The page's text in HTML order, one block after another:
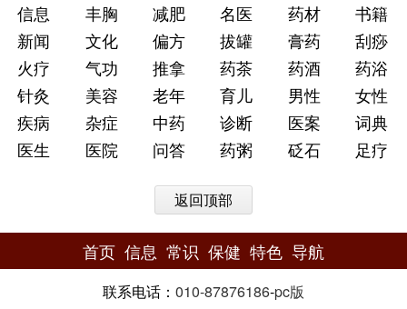
信息
丰胸 减肥 名医 药材
书籍
新闻
文化 偏方 拔罐 膏药
刮痧
火疗
气功 推拿 药茶 药酒
药浴
针灸
美容 老年 育儿 男性
女性
疾病
杂症 中药 诊断 医案
词典
医生
医院 问答 药粥 砭石 足疗
返回顶部
首页 信息 常识 保健 特色 导航
联系电话： 010-87876186-pc版